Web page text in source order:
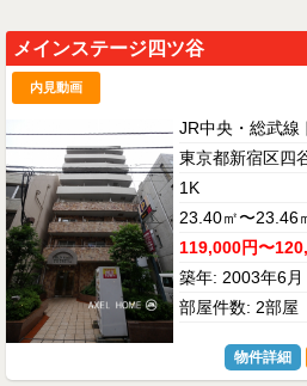
メインステージ四ツ谷
内見動画
JR中央・総武線
東京都新宿区四
1K
23.40㎡〜23.46
119,000円〜
築年: 2003年6月
部屋件数: 2部屋
物件詳細